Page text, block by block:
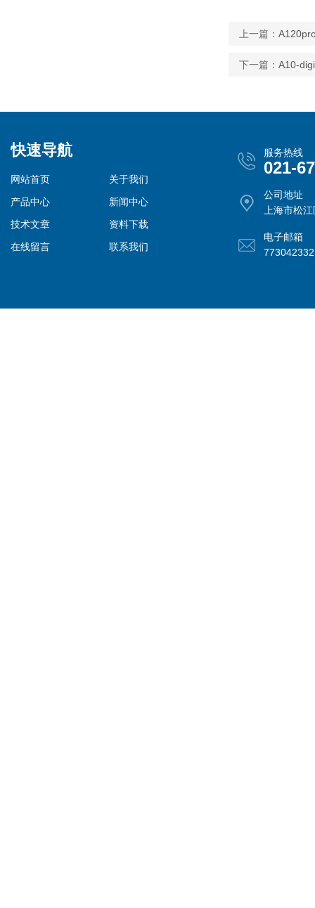
上一篇：
下一篇： A10-
快速导航
网站首页
关于我们
产品中心
新闻中心
技术文章
资料下载
在线留言
联系我们
服务热线
021-
公司地址
上海市松
电子邮箱